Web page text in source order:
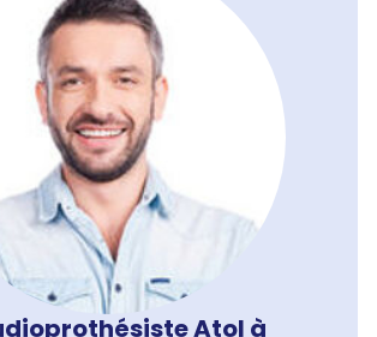
Atol à